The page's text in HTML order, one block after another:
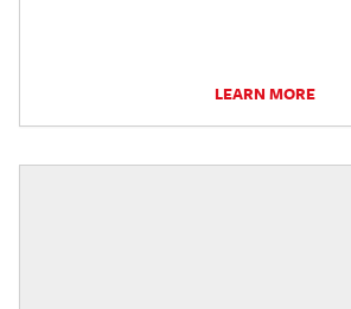
LEARN MORE